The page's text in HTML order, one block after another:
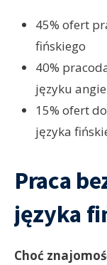
45% ofert
fińskiego
40%
języku
15% ofert
języka
Praca
języka
Choć